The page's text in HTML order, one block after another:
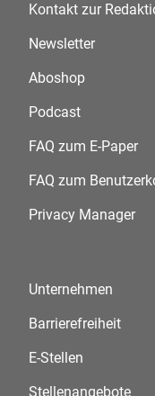
Kontakt zur
Newsletter
Aboshop
Podcast
FAQ zum E-Paper
FAQ zum
Privacy Manager
Unternehmen
Barrierefreiheit
E-Stellen
Stellenangebote